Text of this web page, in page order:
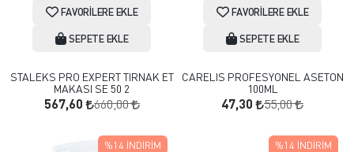
FAVORILERE EKLE
SEPETE EKLE
STALEKS PRO EXPERT TIRNAK ET
MAKASI SE 50 2
567,60 660,00
FAVORILERE EKLE
SEPETE EKLE
CARELIS PROFESYONEL ASETON
100ML
47,30 55,00
%14 İNDIRIM %14 İNDIRIM